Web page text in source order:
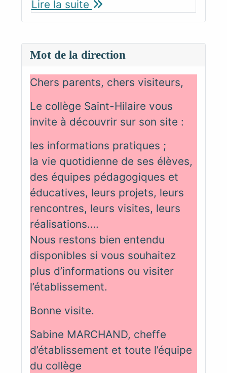
Mot de la direction
Chers parents, chers visiteurs,
Le collège Saint-Hilaire vous
invite à découvrir sur son site :
les informations pratiques ;
la vie quotidienne de ses élèves,
des équipes pédagogiques et
éducatives, leurs projets, leurs
rencontres, leurs visites, leurs
réalisations….
Nous restons bien entendu
disponibles si vous souhaitez
plus d’informations ou visiter
l’établissement.
Bonne visite.
Sabine MARCHAND, cheffe
d’établissement et toute l’équipe
du collège
Lire la suite